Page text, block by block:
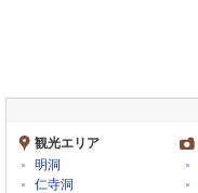
観光エリア
明洞
仁寺洞